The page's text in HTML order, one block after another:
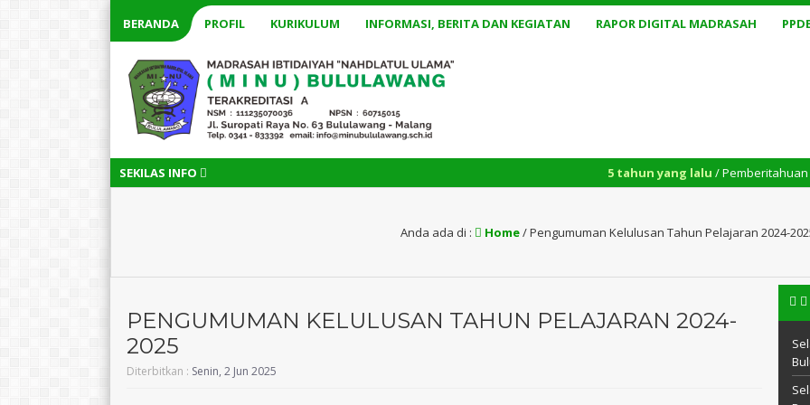
BERANDA PROFIL KURIKULUM INFORMASI, BERITA DAN KEGIATAN RAPOR DIGITAL MADRASAH
SEKILAS INFO 5 tahun yang lalu/ Pemberitahuan jadwal
Anda ada di : Home/Pengumuman Kelulusan Tahun Pelajaran 2024-
PENGUMUMAN KELULUSAN TAHUN PELAJARAN 2024-
2025
Diterbitkan : Senin, 2 Jun 2025